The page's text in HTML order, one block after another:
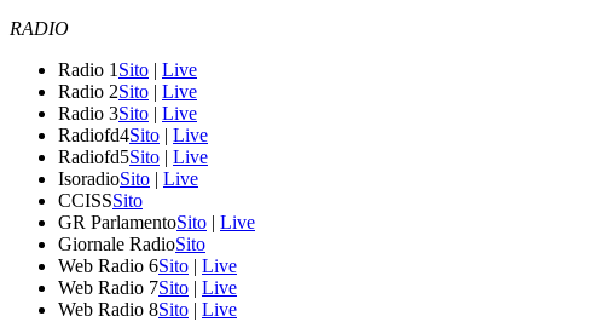
RADIO
Radio 1 Sito | Live
Radio 2Sito | Live
Radio 3Sito | Live
Radiofd4Sito | Live
Radiofd5Sito | Live
IsoradioSito | Live
CCISSSito
GR ParlamentoSito | Live
Giornale RadioSito
Web Radio 6Sito | Live
Web Radio 7Sito | Live
Web Radio 8Sito | Live